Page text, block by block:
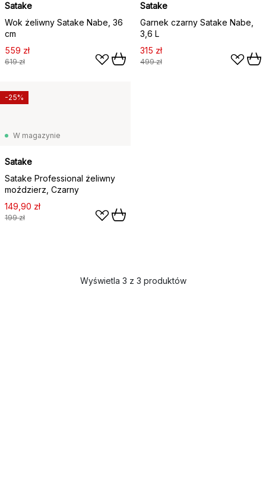
Satake
Wok żeliwny Satake Nabe, 36
cm
559 zł
619 zł
Satake
Garnek czarny Satake Nabe,
3,6 L
315 zł
499 zł
W magazynie
Satake
Satake Professional żeliwny
moździerz, Czarny
149,90 zł
199 zł
-25%
Wyświetla 3 z 3 produktów